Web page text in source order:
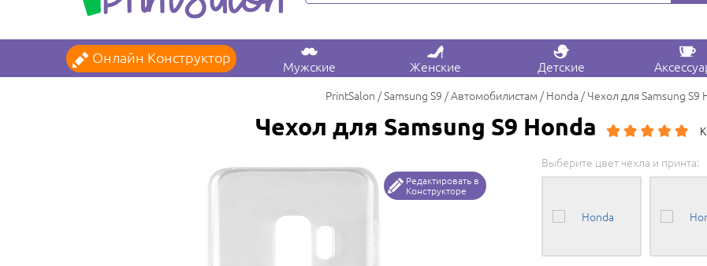
Онлайн Конструктор
Мужские Женские Детские
PrintSalon Samsung S9 Автомобилистам Honda Чехол для Samsung S9
Чехол для Samsung S9 Honda
Редактировать в
Конструкторе
Выберите цвет чехла и принта: